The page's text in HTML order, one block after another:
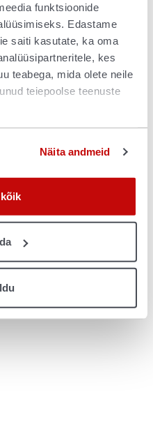
funktsioonide
Edastame
saiti kasutate, ka oma
kes
teabega, mida olete neile
teiepoolse teenuste
Näita andmeid
has occurred (see the browser